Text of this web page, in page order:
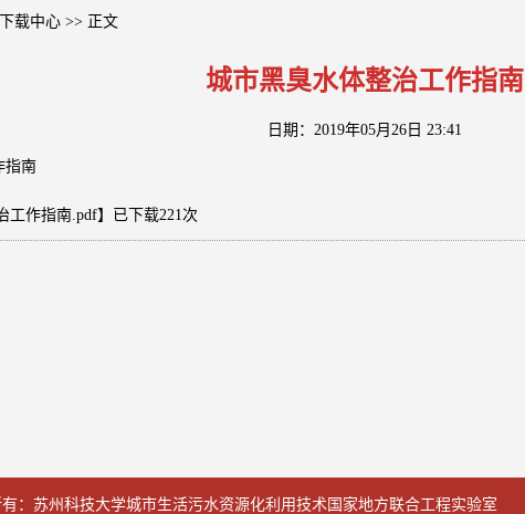
下载中心 >> 正文
城市黑臭水体整治工作指南
日期：2019年05月26日 23:41
指南
工作指南.pdf】已下载221次
：苏州科技大学城市生活污水资源化利用技术国家地方联合工程实验室